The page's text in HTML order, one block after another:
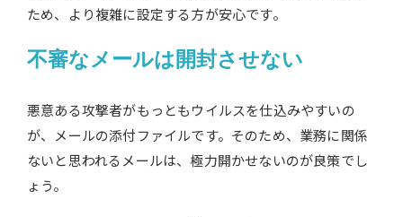
ため、より複雑に設定する方が安心です。
不審なメールは開封させない
悪意ある攻撃者がもっともウイルスを仕込みやすいの
が、メールの添付ファイルです。そのため、業務に関係
ないと思われるメールは、極力開かせないのが良策でし
ょう。